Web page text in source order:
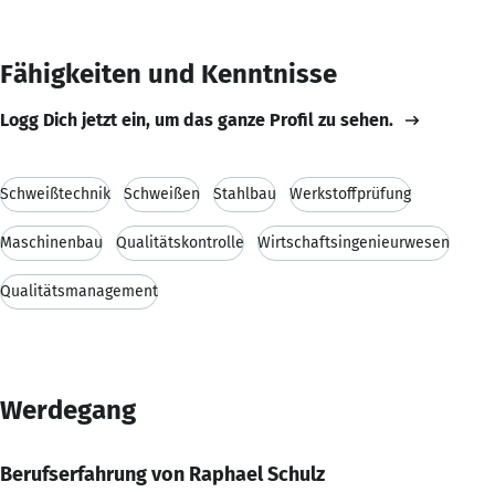
Fähigkeiten und Kenntnisse
Logg Dich jetzt ein, um das ganze Profil zu sehen.
Schweißtechnik Schweißen Stahlbau Werkstoffprüfung
Maschinenbau Qualitätskontrolle Wirtschaftsingenieurwesen
Qualitätsmanagement
Werdegang
Berufserfahrung von Raphael Schulz